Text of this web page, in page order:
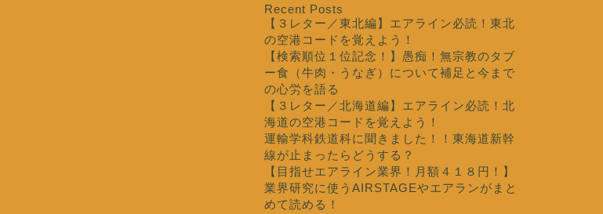
Recent Posts
【３レター／東北編】エアライン必読！東北
の空港コードを覚えよう！
【検索順位１位記念！】愚痴！無宗教のタブ
ー食（牛肉・うなぎ）について補足と今まで
の心労を語る
【３レター／北海道編】エアライン必読！北
海道の空港コードを覚えよう！
運輸学科鉄道科に聞きました！！東海道新幹
線が止まったらどうする？
【目指せエアライン業界！月額４１８円！】
業界研究に使うAIRSTAGEやエアランがまと
めて読める！